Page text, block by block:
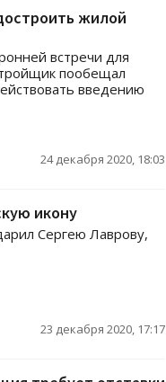
жилой
встречи для
пообещал
введению
24 декабря 2020, 18:03
икону
Сергею Лаврову,
23 декабря 2020, 17:17